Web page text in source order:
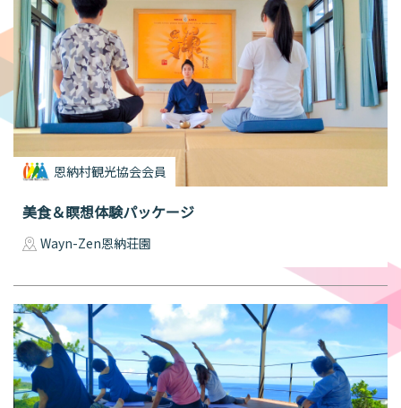
恩納村観光協会会員
美食＆瞑想体験パッケージ
Wayn-Zen恩納荘園